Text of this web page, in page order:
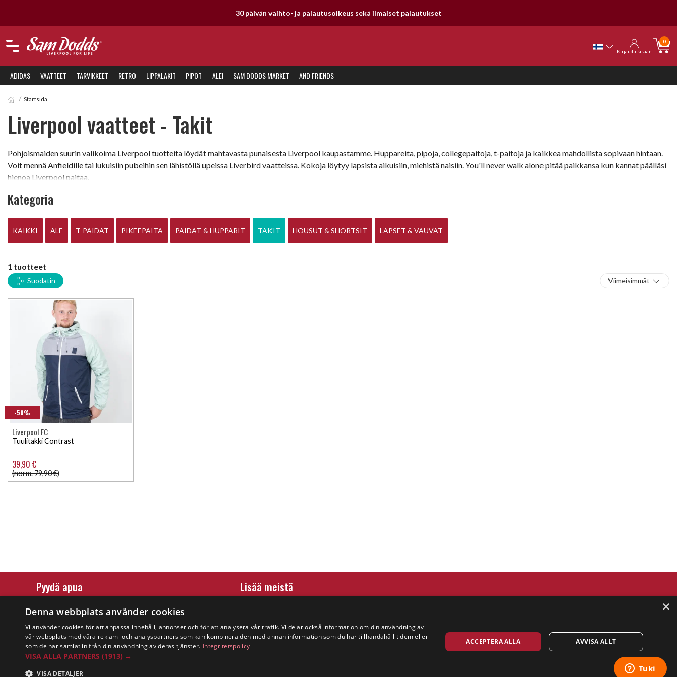
30 päivän vaihto- ja palautusoikeus sekä ilmaiset palautukset
Kirjaudu sisään
0
ADIDAS VAATTEET TARVIKKEET RETRO LIPPALAKIT PIPOT ALE! SAM DODDS MARKET AND FRIENDS
Startsida
Liverpool vaatteet - Takit
Pohjoismaiden suurin valikoima Liverpool tuotteita löydät mahtavasta punaisesta Liverpool kaupastamme. Huppareita, pipoja, collegepaitoja, t-paitoja ja kaikkea mahdollista sopivaan hintaan.
Voit mennä Anfieldille tai lukuisiin pubeihin sen lähistöllä upeissa Liverbird vaatteissa. Kokoja löytyy lapsista aikuisiin, miehistä naisiin. You'll never walk alone pitää paikkansa kun kannat päälläsi
hienoa Liverpool paitaa.
Kategoria
KAIKKI ALE T-PAIDAT PIKEEPAITA PAIDAT & HUPPARIT TAKIT HOUSUT & SHORTSIT LAPSET & VAUVAT
1 tuotteet
Suodatin Viimeisimmät
-50%
Liverpool FC
Tuulitakki Contrast
39,90 €
(norm. 79,90 €)
Pyydä apua
Ostoehdot
Maksu & toimitus
Palautus ja vaihto
Yleisimmät kysymykset
Lisää meistä
Copyright © 2019 This site is Licensed to 377 Sport AB
×
Denna webbplats använder cookies
Vi använder cookies för att anpassa innehåll, annonser och för att analysera vår trafik. Vi delar också information om din användning av
vår webbplats med våra reklam- och analyspartners som kan kombinera den med annan information som du har tillhandahållit dem eller
som de har samlat in från din användning av deras tjänster. Integritetspolicy
VISA ALLA PARTNERS (1913) →
VISA DETALJER
ACCEPTERA ALLA AVVISA ALLT